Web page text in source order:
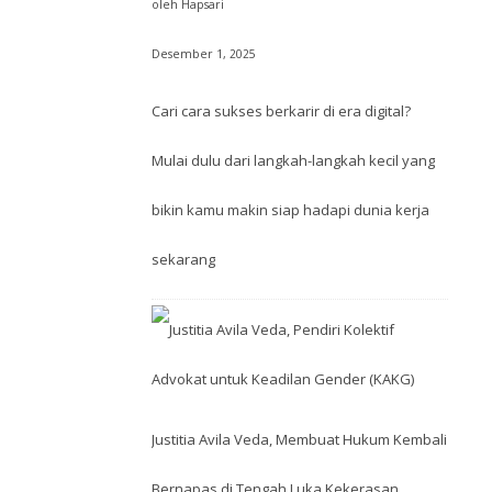
oleh Hapsari
Desember 1, 2025
Cari cara sukses berkarir di era digital?
Mulai dulu dari langkah-langkah kecil yang
bikin kamu makin siap hadapi dunia kerja
sekarang
Justitia Avila Veda, Membuat Hukum Kembali